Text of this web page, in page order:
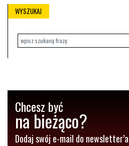
WYSZUKAJ
Chcesz być
na bieżąco?
Dodaj swój e-mail do newsletter’a